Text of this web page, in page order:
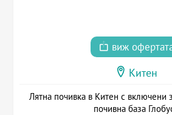
виж
Китен
Лятна почивка в Китен с включени
почивна база